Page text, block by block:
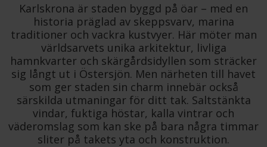
Karlskrona är staden byggd på öar – med en
historia präglad av skeppsvarv, marina
traditioner och vackra kustvyer. Här möter man
världsarvets unika arkitektur, livliga
hamnkvarter och skärgårdsidyllen som sträcker
sig långt ut i Östersjön. Men närheten till havet
som ger staden sin charm innebär också
särskilda utmaningar för ditt tak. Saltstänkta
vindar, fuktiga höstar, kalla vintrar och
väderomslag som kan ske på bara några timmar
sliter på takets yta och konstruktion.